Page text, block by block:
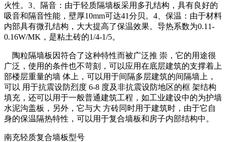
火性。3、隔音：由于轻质隔墙板采用多孔结构，具有良好的
吸音和隔音性能，壁厚10mm可达41分贝。4、保温：由于材料
内部具有微孔结构，大大提高了保温效果。导热系数为0.11-
0.16W/MK，是粘土砖的1/4-1/5。
陶粒隔墙板因符合了这种特性而被广泛推 崇，它的用途很
广泛，使用的条件也不苛刻，可以应用在底层建筑的支撑着上
部楼层重量的墙 体上，可以用于间隔多层建筑的间隔墙上，
可以 用于抗震设防烈度 6-8 度及非抗震设防地区的框 架结构
填充，还可以用于一般普通建筑工程，如工业建设中的为护墙
水泥沟盖板，另外，它与大 方砖同时用于建筑时，由于它自
身的保温隔热特性，可以用于复合墙板和房子内部结构中。
南充轻质复合墙板型号